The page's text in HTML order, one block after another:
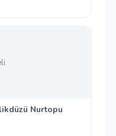
Nurtopu